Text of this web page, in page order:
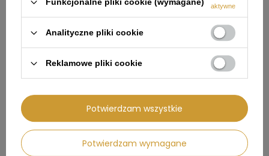
Instrukcja bezpiecznego
użytkowania
1. Przeznaczenie produktu:
Używaj produktu wyłącznie w
sposób opisany w instrukcji
obsługi oraz w warunkach
zalecanych przez
2. Środki ostrożności: zawsze
bezpieczeństwa określonych
w instrukcji obsługi. Produkt
nie jest zabawką. Należy
przechowywać go poza
zasięgiem dzieci, chyba że
instrukcja stanowi inaczej.
aktywne
Analityczne pliki cookie
Reklamowe pliki cookie
Potwierdzam wymagane
Potwierdzam wszystkie